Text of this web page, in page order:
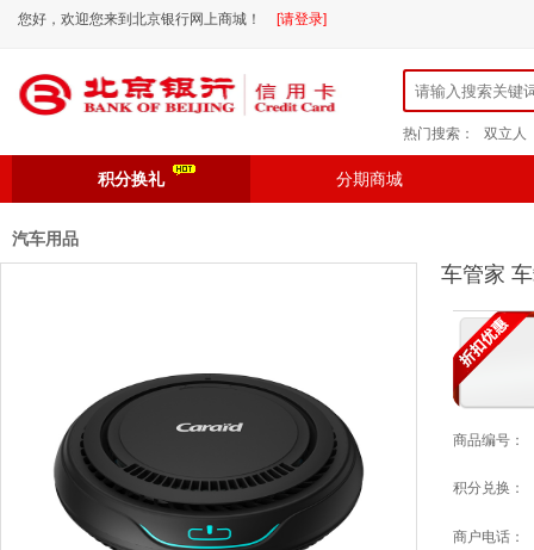
您好，欢迎您来到北京银行网上商城！ [请登录]
热门搜索： 双立人
积分换礼 分期商城
汽车用品
车管家
商品编号：
积分兑换：
商户电话：